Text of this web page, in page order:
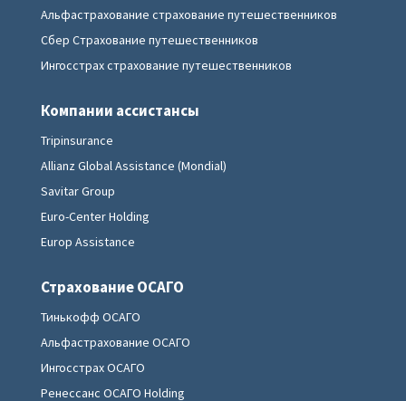
Альфастрахование страхование путешественников
Сбер Страхование путешественников
Ингосстрах страхование путешественников
Компании ассистансы
Tripinsurance
Allianz Global Assistance (Mondial)
Savitar Group
Euro-Center Holding
Europ Assistance
Страхование ОСАГО
Тинькофф ОСАГО
Альфастрахование ОСАГО
Ингосстрах ОСАГО
Ренессанс ОСАГО Holding